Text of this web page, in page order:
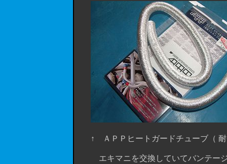
↑ ＡＰＰヒートガードチューブ（ 耐
エキマニを交換していてバンテージ